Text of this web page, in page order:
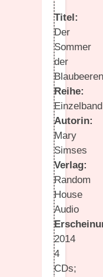
Titel:
Der
Sommer
der
Blaubeeren
Reihe:
Einzelband
Autorin:
Mary
Simses
Verlag:
Random
House
Audio
2014
4
CDs;